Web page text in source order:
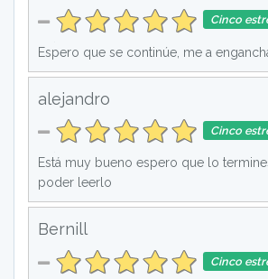
Cinco
Espero que se continúe, me a
alejandro
Cinco
Está muy bueno espero que lo
poder leerlo
Bernill
Cinco